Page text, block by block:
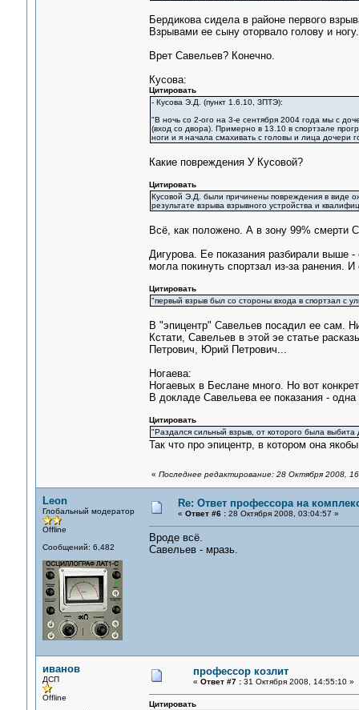
Бердикова сидела в районе первого
Взрывами ее сыну оторвало голову и ногу.
Врет Савельев? Конечно.
Кусова:
Цитировать
- Кусова Э.Д. (пункт 1.6.10, ЗПТЭ):
"В ночь со 2-ого на 3-е сентября 2004 года мы с
(вход со двора). Примерно в 13.10 в спортзале
ноги и я начала смахивать с головы и лица дочери
Какие повреждения У Кусовой?
Цитировать
Кусовой Э.Д. были причинены повреждения в виде
результате взрыва взрывного устройства и
Всё, как положено. А в зону 99% смерти
Дигурова. Ее показания разбирали выше
могла покинуть спортзал из-за ранения. И
Цитировать
"первый взрыв был со стороны входа в спортзал с
В "эпицентр" Савельев посадил ее сам.
Кстати, Савельев в этой эе статье
Петрович, Юрий Петрович...
Ногаева:
Ногаевых в Беслане много. Но вот
В докладе Савельева ее показания - одна
Цитировать
"Раздался сильный взрыв, от которого была
Так что про эпицентр, в котором она
« Последнее редактирование: 28 Октября 2008,
Leon
Глобальный модератор
Offline
Сообщений: 6,482
Re: Ответ профессора на
« Ответ #6 :28 Октября 2008, 03:04:57 »
Вроде всё.
Савельев - мразь.
иванов
ДСП
Offline
профессор козлит
« Ответ #7 :31 Октября 2008, 14:55:10 »
Цитировать